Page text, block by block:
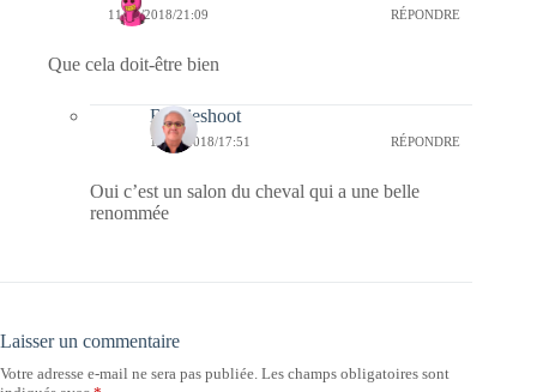
11/03/2018/21:09 RÉPONDRE
Que cela doit-être bien
Bernieshoot
12/03/2018/17:51 RÉPONDRE
Oui c’est un salon du cheval qui a une belle
renommée
Laisser un commentaire
Votre adresse e-mail ne sera pas publiée. Les champs obligatoires sont